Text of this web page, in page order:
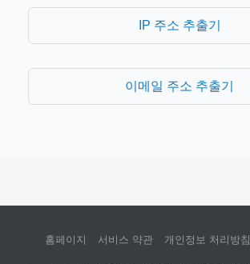
IP 주소 추출기
이메일 주소 추출기
홈페이지 서비스 약관 개인정보 처리방침